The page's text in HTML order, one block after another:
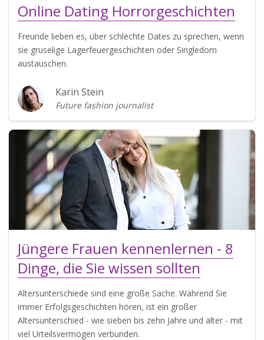
Online Dating Horrorgeschichten
Freunde lieben es, über schlechte Dates zu sprechen, wenn
sie gruselige Lagerfeuergeschichten oder Singledom
austauschen.
Karin Stein
Future fashion journalist
Jüngere Frauen kennenlernen - 8
Dinge, die Sie wissen sollten
Altersunterschiede sind eine große Sache. Während Sie
immer Erfolgsgeschichten hören, ist ein großer
Altersunterschied - wie sieben bis zehn Jahre und älter - mit
viel Urteilsvermögen verbunden.